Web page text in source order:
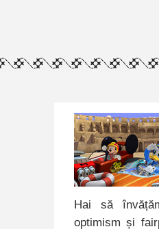
Hai să
optimism și